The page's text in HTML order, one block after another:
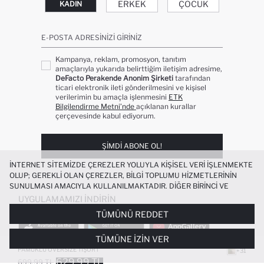
PAMUKLU OVERSIZE TIŞÖRT
699.99 TL
+31
KADIN ERKEK ÇOCUK
E-POSTA ADRESINIZI GIRINIZ
Kampanya, reklam, promosyon, tanıtım
amaçlarıyla yukarıda belirttiğim iletişim adresime,
DeFacto Perakende Anonim Şirketi tarafından
ticari elektronik ileti gönderilmesini ve kişisel
verilerimin bu amaçla işlenmesini ETK
Bilgilendirme Metni’nde açıklanan kurallar
çerçevesinde kabul ediyorum.
ŞIMDI ABONE OL!
UYGULAMAMIZI İNDIRIN
İNTERNET SITEMIZDE ÇEREZLER YOLUYLA KIŞISEL VERI IŞLENMEKTE
OLUP; GEREKLI OLAN ÇEREZLER, BILGI TOPLUMU HIZMETLERININ
SUNULMASI AMACIYLA KULLANILMAKTADIR. DIĞER BIRINCI VE
ÜÇÜNCÜ TARAF ÇEREZLER ISE SIZE DAHA IYI BIR ALIŞVERIŞ
DENEYIMI SUNULABILMESI, SITEMIZIN DAHA IŞLEVSEL KILINMASI VE
KIŞISELLEŞTIRMESI VE AÇIK RIZA VERMENIZ HALINDE, SIZLERE
YÖNELIK PAZARLAMA FAALIYETLERININ YAPILMASI AMAÇLARIYLA
SINIRLI OLARAK KULLANILACAKTIR. ÇEREZLERE DAIR TERCIHLERINIZI
ÇEREZ TERCIHLERIPANELI ARACILIĞIYLA HER ZAMAN YÖNETEBILIR,
ÇEREZLERLE ILGILI DAHA DETAYLI BILGIYE
TÜMÜNÜ REDDET
TÜMÜNE İZIN VER